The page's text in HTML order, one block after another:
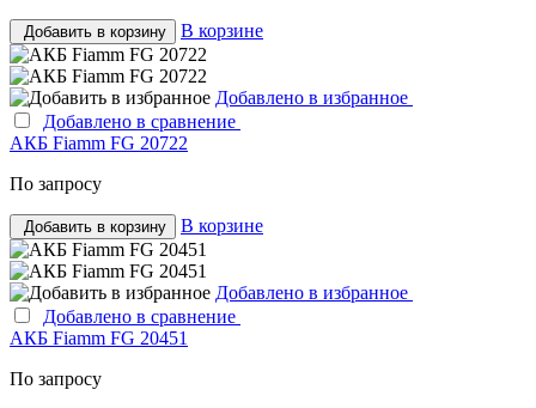
Добавить в корзину В корзине
Добавлено в избранное
Добавлено в сравнение
АКБ Fiamm FG 20722
По запросу
Добавить в корзину В корзине
Добавлено в избранное
Добавлено в сравнение
АКБ Fiamm FG 20451
По запросу